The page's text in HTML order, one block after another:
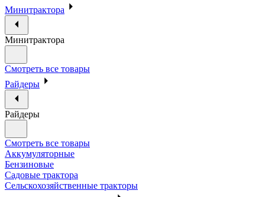
Минитрактора
Минитрактора
Смотреть все товары
Райдеры
Райдеры
Смотреть все товары
Аккумуляторные
Бензиновые
Садовые трактора
Сельскохозяйственные тракторы